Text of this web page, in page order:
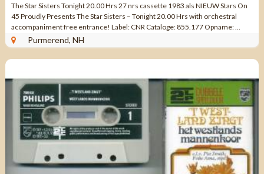
The Star Sisters Tonight 20.00 Hrs 27 nrs cassette 1983 als NIEUW Stars On
45 Proudly Presents The Star Sisters ‎– Tonight 20.00 Hrs with orchestral
accompaniment free entrance! Label: CNR Cataloge: 855.177 Opname: ...
Purmerend, NH